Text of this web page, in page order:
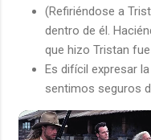
(Refiriéndose a
dentro de él.
que hizo Tristan
Es difícil expresar
sentimos seguros